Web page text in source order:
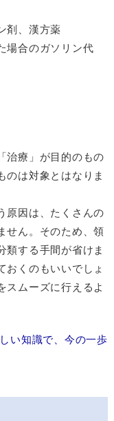
剤、漢方薬
場合のガソリン代
治療」が目的のもの
のは対象とはなりま
原因は、たくさんの
せん。そのため、領
類する手間が省けま
おくのもいいでしょ
スムーズに行えるよ
い知識で、今の一歩